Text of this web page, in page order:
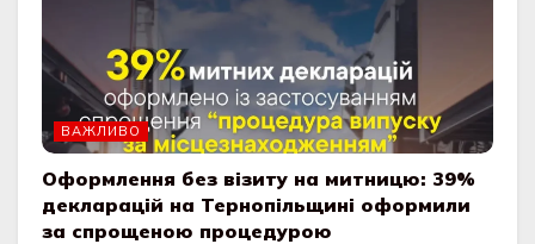
ВАЖЛИВО
Оформлення без візиту на митницю: 39%
декларацій на Тернопільщині оформили
за спрощеною процедурою